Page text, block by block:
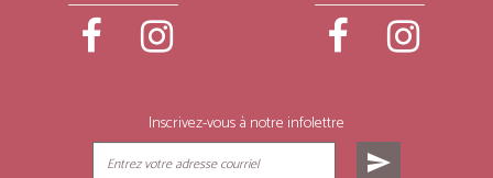
Inscrivez-vous à notre infolettre
send